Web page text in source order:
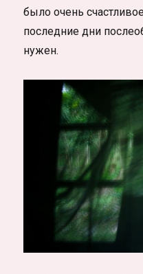
было очень
последние дни
нужен.